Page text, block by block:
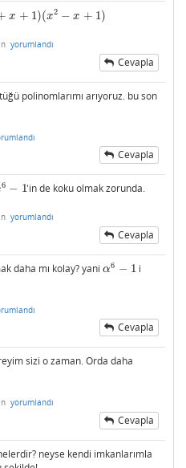
x + 1)(x2 − x + 1)
)
yorumlandı
Cevapla
polinomlarımı arıyoruz. bu son
Cevapla
6 − 1
6−1 'in de koku olmak zorunda.
yorumlandı
Cevapla
daha mı kolay? yaniα6 − 1
α6−1
i
Cevapla
sizi o zaman. Orda daha
yorumlandı
Cevapla
neyse kendi imkanlarımla